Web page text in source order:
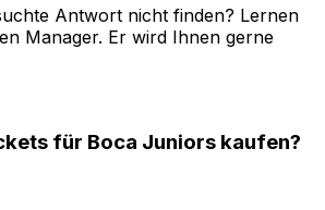
Antwort nicht finden? Lernen
Manager. Er wird Ihnen gerne
für Boca Juniors kaufen?